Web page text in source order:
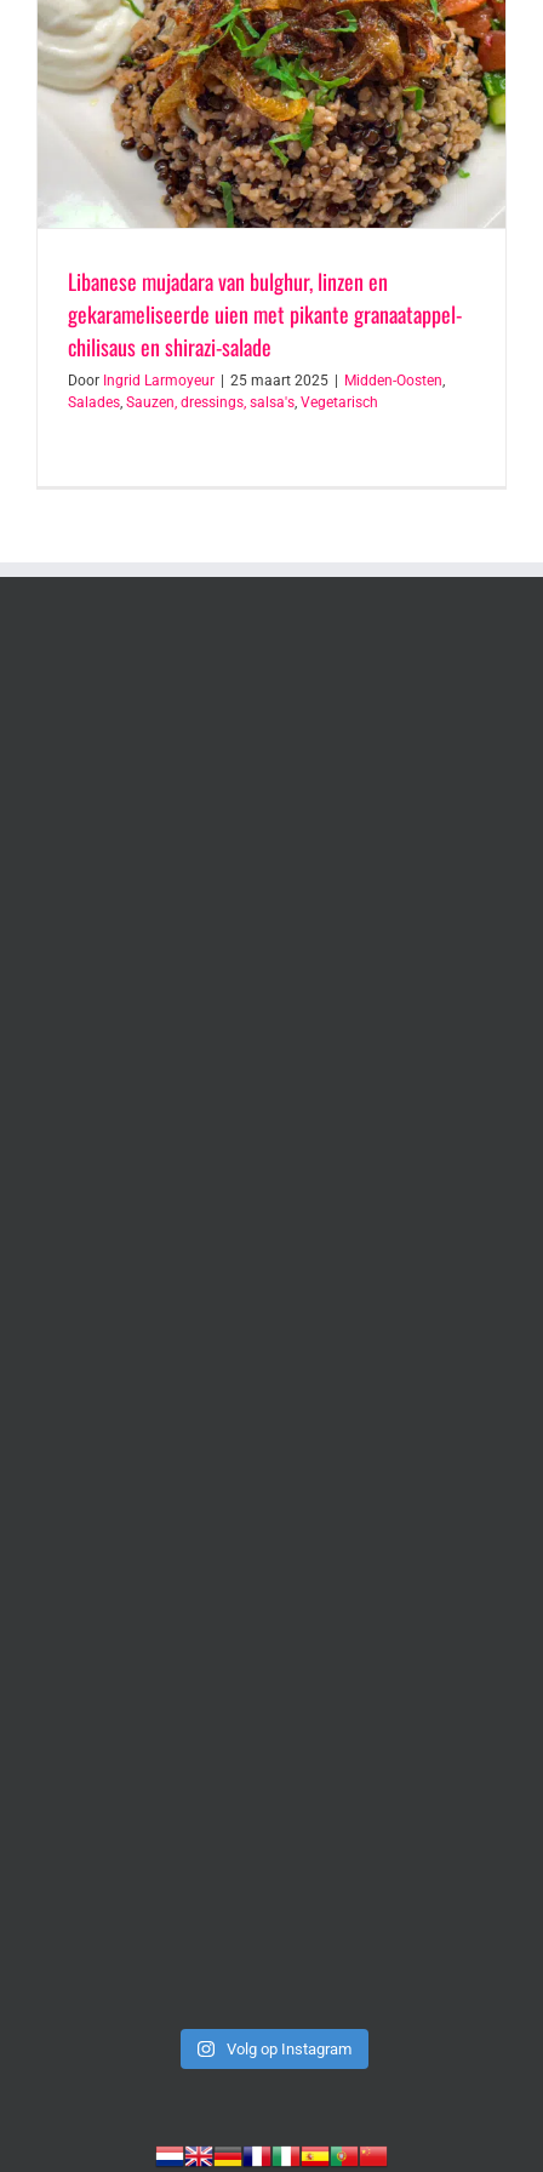
Libanese mujadara van bulghur, linzen en
gekarameliseerde uien met pikante granaatappel-
chilisaus en shirazi-salade
Door Ingrid Larmoyeur 25 maart 2025 Midden-Oosten,
Salades, Sauzen, dressings, salsa's, Vegetarisch
Volg op Instagram